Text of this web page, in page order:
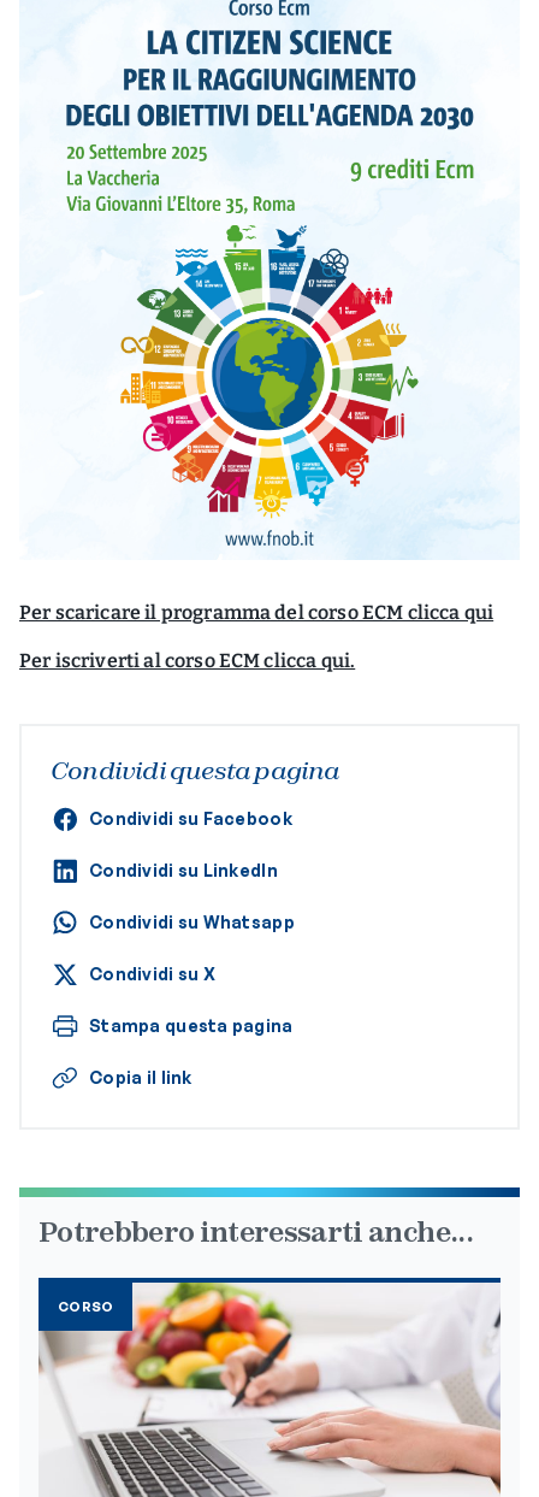
Per scaricare il programma del corso ECM clicca qui
Per iscriverti al corso ECM clicca qui.
Condividi questa pagina
Condividi su Facebook
Condividi su LinkedIn
Condividi su Whatsapp
Condividi su X
Stampa questa pagina
Copia il link
Potrebbero interessarti anche...
CORSO